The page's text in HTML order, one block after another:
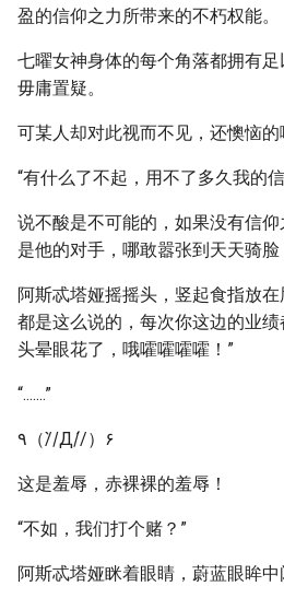
盈的信仰之力所带来的不朽权能。
七曜女神身体的每个角落都拥有
毋庸置疑。
可某人却对此视而不见，还懊恼的
“有什么了不起，用不了多久我的
说不酸是不可能的，如果没有信
是他的对手，哪敢嚣张到天天骑脸
阿斯忒塔娅摇摇头，竖起食指放
都是这么说的，每次你这边的业绩
头晕眼花了，哦嚯嚯嚯嚯！”
“.......”
٩（//̀Д/́/）۶
这是羞辱，赤裸裸的羞辱！
“不如，我们打个赌？”
阿斯忒塔娅眯着眼睛，蔚蓝眼眸中